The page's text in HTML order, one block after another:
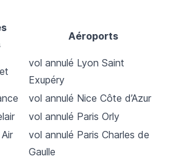
Aéroports
vol annulé Lyon Saint
Exupéry
vol annulé Nice Côte d’Azur
vol annulé Paris Orly
vol annulé Paris Charles de
Gaulle